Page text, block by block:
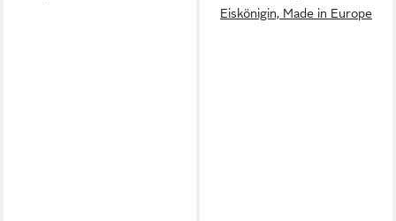
Eiskönigin, Made in Europe